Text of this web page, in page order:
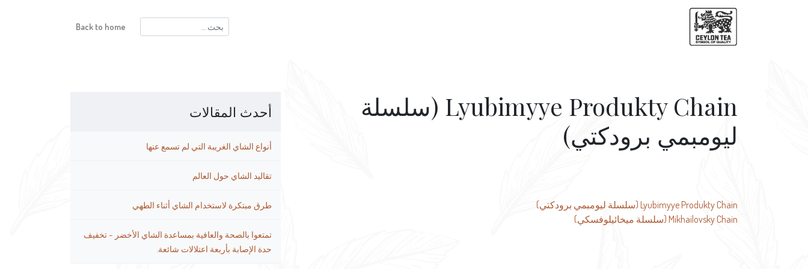
البحث
عن:
Back to home
أحدث المقالات
أنواع الشاي الغريبة التي لم تسمع عنها
تقاليد الشاي حول العالم
طرق مبتكرة لاستخدام الشاي أثناء الطهي
تمتعوا بالصحة والعافية بمساعدة الشاي الأخضر – تخفيف
حدة الإصابة بأربعة اعتلالات شائعة.
Lyubimyye Produkty Chain (سلسلة
ليومبمي برودكتي)
تصفّح
المقالات
Lyubimyye Produkty Chain (سلسلة ليومبمي برودكتي)
Mikhailovsky Chain (سلسلة ميخائيلوفسكي)